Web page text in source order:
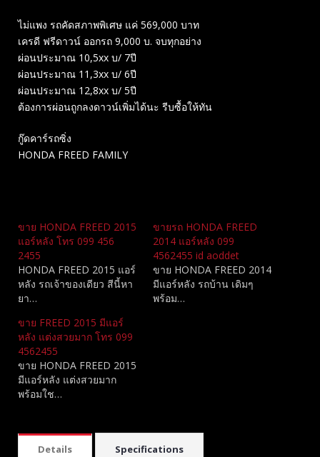
ไม่แพง รถคัดสภาพพิเศษ แค่ 569,000 บาท
เครดี ฟรีดาวน์ ออกรถ 9,000 บ. จบทุกอย่าง
ผ่อนประมาณ 10,5xx บ/ 7ปี
ผ่อนประมาณ 11,3xx บ/ 6ปี
ผ่อนประมาณ 12,8xx บ/ 5ปี
ต้องการผ่อนถูกลงดาวน์เพิ่มได้นะ รีบซื้อให้ทัน
กู๊ดคาร์รถซิ่ง
HONDA FREED FAMILY
ขาย HONDA FREED 2015
แอร์หลัง โทร 099 456
2455
HONDA FREED 2015 แอร์
หลัง รถเจ้าของเดียว สีนี้หา
ยา…
ขายรถ HONDA FREED
2014 แอร์หลัง 099
4562455 id aoddet
ขาย HONDA FREED 2014
มีแอร์หลัง รถบ้าน เดิมๆ
พร้อม…
ขาย FREED 2015 มีแอร์
หลัง แต่งสวยมาก โทร 099
4562455
ขาย HONDA FREED 2015
มีแอร์หลัง แต่งสวยมาก
พร้อมใช…
Details Specifications